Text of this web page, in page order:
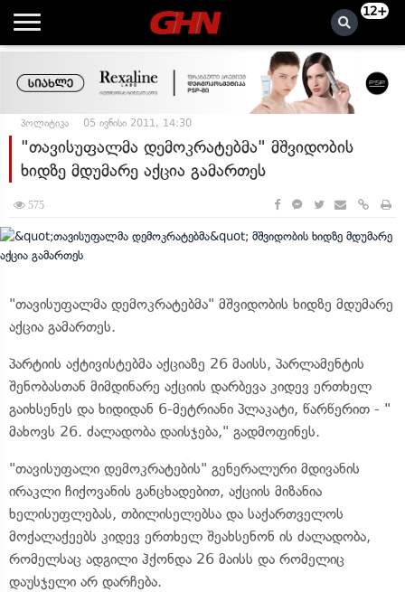
12+
პოლიტიკა 05 ივნისი 2011, 14:30
"თავისუფალმა დემოკრატებმა" მშვიდობის
ხიდზე მდუმარე აქცია გამართეს
575
"თავისუფალმა დემოკრატებმა" მშვიდობის ხიდზე მდუმარე
აქცია გამართეს.
პარტიის აქტივისტებმა აქციაზე 26 მაისს, პარლამენტის
შენობასთან მიმდინარე აქციის დარბევა კიდევ ერთხელ
გაიხსენეს და ხიდიდან 6-მეტრიანი პლაკატი, წარწერით - "
მახოვს 26. ძალადობა დაისჯება," გადმოფინეს.
"თავისუფალი დემოკრატების" გენერალური მდივანის
ირაკლი ჩიქოვანის განცხადებით, აქციის მიზანია
ხელისუფლებას, თბილისელებსა და საქართველოს
მოქალაქეებს კიდევ ერთხელ შეახსენონ ის ძალადობა,
რომელსაც ადგილი ჰქონდა 26 მაისს და რომელიც
დაუსჯელი არ დარჩება.